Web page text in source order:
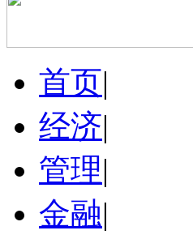
首页|
经济|
管理|
金融|